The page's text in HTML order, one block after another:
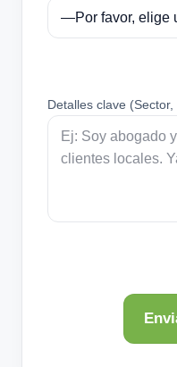
Detalles clave